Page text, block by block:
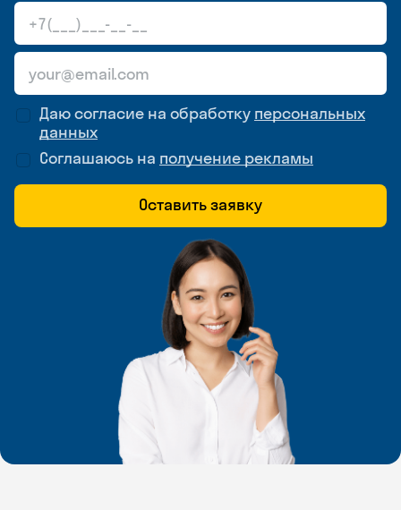
Даю согласие на обработку персональных
данных
Соглашаюсь на получение рекламы
Оставить заявку